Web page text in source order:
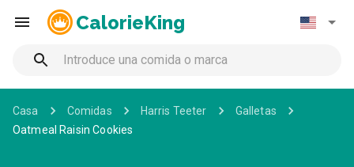
CalorieKing
Casa Comidas Harris Teeter
Galletas
Oatmeal Raisin Cookies